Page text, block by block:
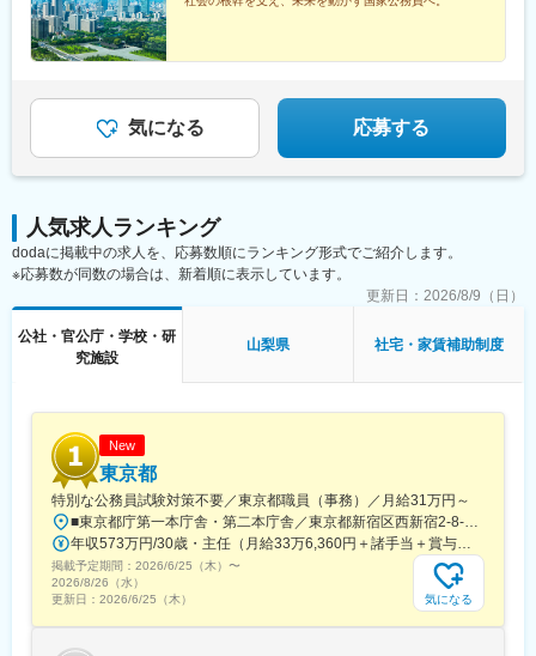
囲：各府省の定める場所
当、住居手当、扶養手当、超過勤務手当 等※2026年４月１日現在
の「一般職の職員の給与に関する法律」の規定によるものです。
気になる 応募する
人気求人ランキング
dodaに掲載中の求人を、応募数順にランキング形式でご紹介します。
※応募数が同数の場合は、新着順に表示しています。
更新日： 2026/8/9（日）
公社・官公庁・学校・研
究施設
山梨県 社宅・家賃補助制度
New
東京都
特別な公務員試験対策不要／東京都職員（事務）／月給31万円～
■東京都庁第一本庁舎・第二本庁舎／東京都新宿区西新宿2-8-1 ※東京都庁本庁舎のほか、都内の出先事業所などに配属される場合があります。 ※配属される部署によってリモートワークの相談も可能です。 ◎アクセス・「JR新宿駅」（西口から徒歩約10分）・都営地下鉄大江戸線「都庁前駅」・新宿駅西口（地下バスのりば）から都営バス（都庁循環）「都庁第一本庁舎」、「都庁第二本庁舎」、「都議会議事堂」下車・JR新宿駅西改札「新宿駅西口」バス停から「西参道方面」行きの新宿WEバス乗車、「新宿ワシントンホテル前」下車※禁煙対策：敷地内禁煙
年収573万円/30歳・主任（月給33万6,360円＋諸手当＋賞与） 年収694万円/35歳・課長代理（月給40万3,560円＋諸手当＋賞与）
掲載予定期間： 2026/6/25（木） 〜
2026/8/26（水）
更新日： 2026/6/25（木） 気になる